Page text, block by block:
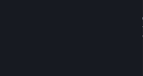
Μπορείτε να ζητήσετε επιστροφή
Πορτοφολιού Steam εντός
αν έχουν αγοραστεί μέσω του Steam και